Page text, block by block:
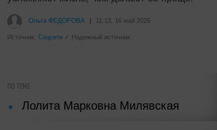
Взломали Telegram Собчак - вот
Источник: Соцсети ✓ Надежный источник